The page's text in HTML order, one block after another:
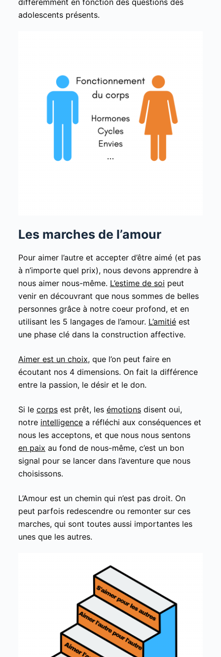
différemment en fonction des questions des
adolescents présents.
Les marches de l’amour
Pour aimer l’autre et accepter d’être aimé (et pas
à n’importe quel prix), nous devons apprendre à
nous aimer nous-même. L’estime de soi peut
venir en découvrant que nous sommes de belles
personnes grâce à notre coeur profond, et en
utilisant les 5 langages de l’amour. L’amitiéest
une phase clé dans la construction affective.
Aimer est un choix, que l’on peut faire en
écoutant nos 4 dimensions. On fait la différence
entre la passion, le désir et le don.
Si le corpsest prêt, les émotionsdisent oui,
notre intelligencea réfléchi aux conséquences et
nous les acceptons, et que nous nous sentons
en paix au fond de nous-même, c’est un bon
signal pour se lancer dans l’aventure que nous
choisissons.
L’Amour est un chemin qui n’est pas droit. On
peut parfois redescendre ou remonter sur ces
marches, qui sont toutes aussi importantes les
unes que les autres.